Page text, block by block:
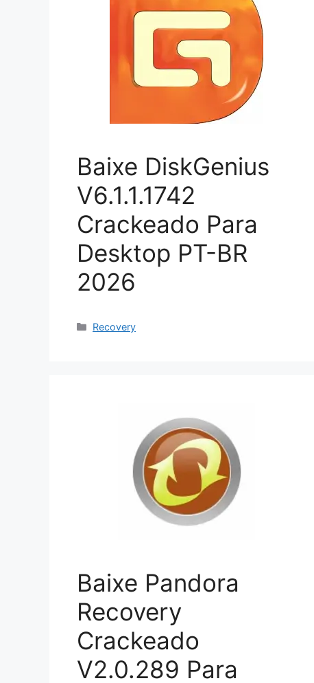
Baixe DiskGenius
V6.1.1.1742
Crackeado Para
Desktop PT-BR
2026
Categorias
Recovery
Baixe Pandora
Recovery
Crackeado
V2.0.289 Para